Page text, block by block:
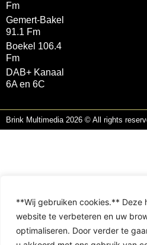
**Wij gebruiken cookies.** Deze
website te verbeteren en uw
optimaliseren. Door verder te
Fm
Gemert-Bakel
91.1 Fm
Boekel 106.4
Fm
DAB+ Kanaal
6A en 6C
Brink Multimedia 2026 © All rights